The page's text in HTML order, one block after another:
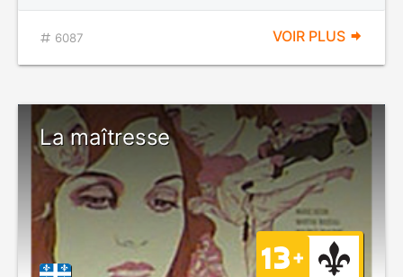
6087 VOIR PLUS
La maîtresse